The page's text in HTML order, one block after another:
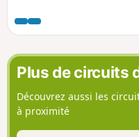
l'Yonne que l'on remonte
deux châteaux
Plus de circuits
Découvrez aussi les
à proximité